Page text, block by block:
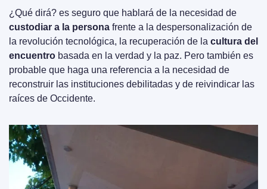
custodiar a la persona frente a la despersonalización de
la revolución tecnológica, la recuperación de la cultura del
encuentro basada en la verdad y la paz. Pero también es
probable que haga una referencia a la necesidad de
reconstruir las instituciones debilitadas y de reivindicar las
raíces de Occidente.